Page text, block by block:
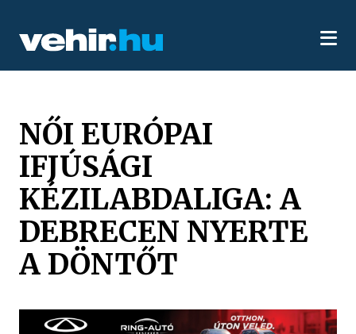
NŐI EURÓPAI
IFJÚSÁGI
KÉZILABDALIGA: A
DEBRECEN NYERTE
A DÖNTŐT